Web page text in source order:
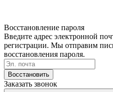
Восстановление пароля
Введите адрес электронной
регистрации. Мы отправим
восстановления пароля.
Восстановить
Заказать звонок